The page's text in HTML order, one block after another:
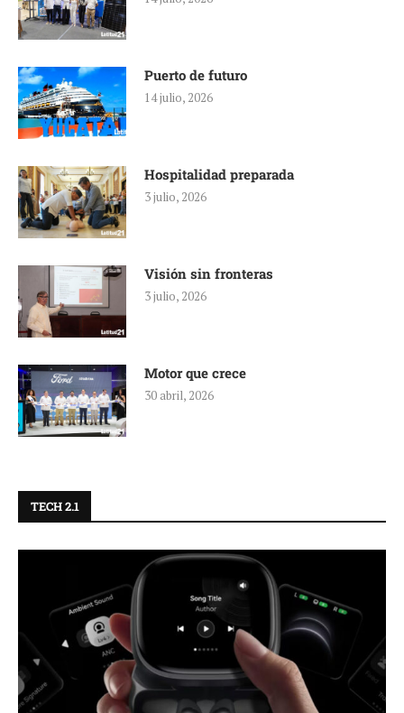
Puerto de futuro
14 julio, 2026
Hospitalidad preparada
3 julio, 2026
Visión sin fronteras
3 julio, 2026
Motor que crece
30 abril, 2026
TECH 2.1